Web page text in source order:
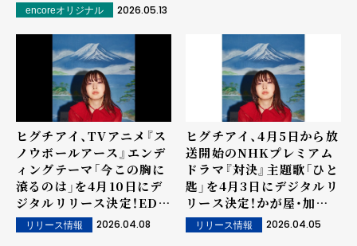
encoreオリジナル 2026.05.13
ヒグチアイ、TVアニメ『ス
ノウボールアース』エンデ
ィングテーマ「今この胸に
滾るのは」を4月10日にデ
ジタルリリース決定！EDノ
ンクレジット映像も公開！
リリース情報 2026.04.08
ヒグチアイ、4月5日から放
送開始のNHKプレミアム
ドラマ『対決』主題歌「ひと
匙」を4月3日にデジタルリ
リース決定！かが屋・加賀
翔撮影の新ビジュアルも公
開！
リリース情報 2026.04.05